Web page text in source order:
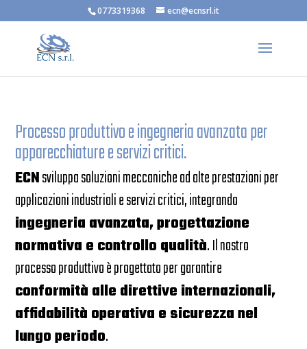
0773319368 ecn@ecnsrl.it
Processo produttivo e ingegneria avanzata per
apparecchiature e servizi critici.
ECNsviluppa soluzioni meccaniche ad alte prestazioni per
applicazioni industriali e servizi critici, integrando
ingegneria avanzata, progettazione
normativa e controllo qualità. Il nostro
processo produttivo è progettato per garantire
conformità alle direttive internazionali,
affidabilità operativa e sicurezza nel
lungo periodo.